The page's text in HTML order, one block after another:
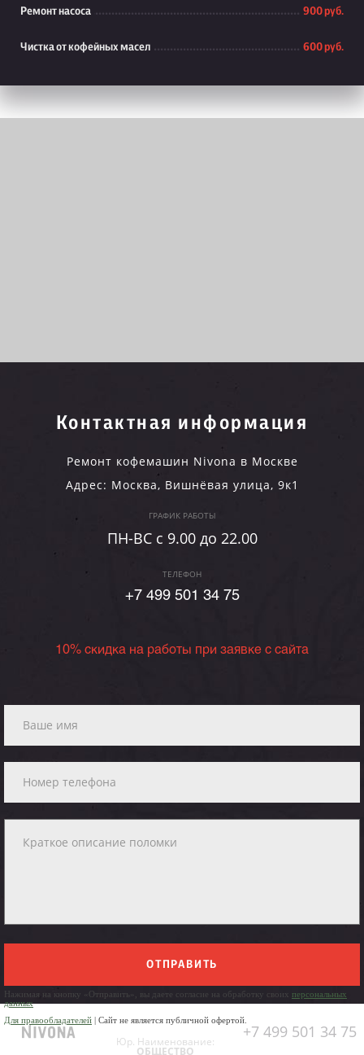
Ремонт насоса 900 руб.
Чистка от кофейных масел 600 руб.
Контактная информация
Ремонт кофемашин Nivona в Москве
Адрес: Москва, Вишнёвая улица, 9к1
ГРАФИК РАБОТЫ
ПН-ВC c 9.00 до 22.00
ТЕЛЕФОН
+7 499 501 34 75
10% скидка на работы при заявке с сайта
ОТПРАВИТЬ
Нажимая на кнопку «Отправить», вы даете согласие на обработку своих персональных
данных
Для правообладателей | Сайт не является публичной офертой.
+7 499 501 34 75
Юр. Наименование:
ОБЩЕСТВО